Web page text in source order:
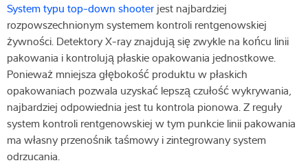
System typu top-down shooter jest najbardziej
rozpowszechnionym systemem kontroli rentgenowskiej
żywności. Detektory X-ray znajdują się zwykle na końcu linii
pakowania i kontrolują płaskie opakowania jednostkowe.
Ponieważ mniejsza głębokość produktu w płaskich
opakowaniach pozwala uzyskać lepszą czułość wykrywania,
najbardziej odpowiednia jest tu kontrola pionowa. Z reguły
system kontroli rentgenowskiej w tym punkcie linii pakowania
ma własny przenośnik taśmowy i zintegrowany system
odrzucania.